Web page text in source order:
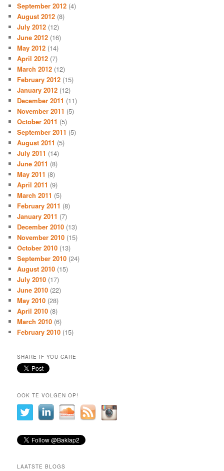
September 2012 (4)
August 2012 (8)
July 2012 (12)
June 2012 (16)
May 2012 (14)
April 2012 (7)
March 2012 (12)
February 2012 (15)
January 2012 (12)
December 2011 (11)
November 2011 (5)
October 2011 (5)
September 2011 (5)
August 2011 (5)
July 2011 (14)
June 2011 (8)
May 2011 (8)
April 2011 (9)
March 2011 (5)
February 2011 (8)
January 2011 (7)
December 2010 (13)
November 2010 (15)
October 2010 (13)
September 2010 (24)
August 2010 (15)
July 2010 (17)
June 2010 (22)
May 2010 (28)
April 2010 (8)
March 2010 (6)
February 2010 (15)
SHARE IF YOU CARE
OOK TE VOLGEN OP!
LAATSTE BLOGS